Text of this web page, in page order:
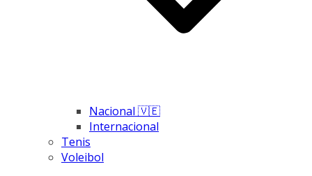
Nacional 🇻🇪
Internacional
Tenis
Voleibol